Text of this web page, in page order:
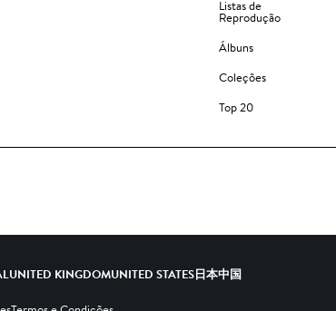
Listas de
Reprodução
Álbuns
Coleções
Top 20
UNITED KINGDOMUNITED STATES日本中国